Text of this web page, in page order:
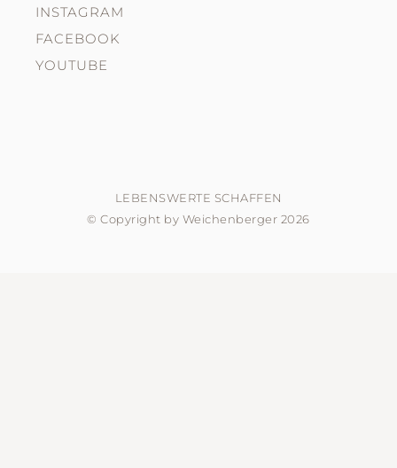
INSTAGRAM
FACEBOOK
YOUTUBE
LEBENSWERTE SCHAFFEN
© Copyright by Weichenberger 2026